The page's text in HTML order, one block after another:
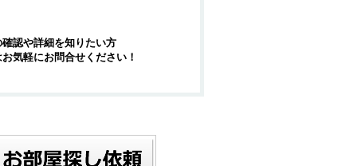
認や詳細を知りたい方
気軽にお問合せください！